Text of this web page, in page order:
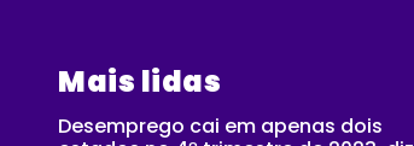
Mais lidas
Desemprego cai em apenas dois